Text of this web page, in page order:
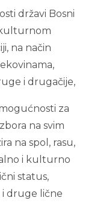
državi Bosni
na način
i drugačije,
za
na svim
na spol, rasu,
i kulturno
status,
i druge lične